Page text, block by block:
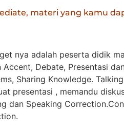
materi yang kamu
nya adalah peserta didik
Accent, Debate, Presentasi
Sharing Knowledge.
presentasi , memandu
dan Speaking